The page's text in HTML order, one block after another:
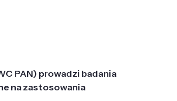
PAN) prowadzi badania
na zastosowania